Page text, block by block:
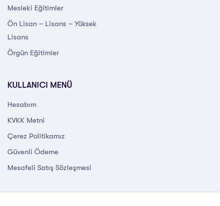
Mesleki Eğitimler
Ön Lisan – Lisans – Yüksek
Lisans
Örgün Eğitimler
KULLANICI MENÜ
Hesabım
KVKK Metni
Çerez Politikamız
Güvenli Ödeme
Mesafeli Satış Sözleşmesi